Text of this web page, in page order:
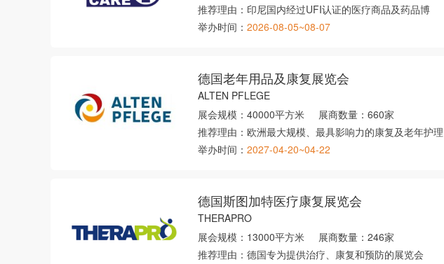
推荐理由： 印尼国内经过UFI认证的医疗商品及药品博
举办时间： 2026-08-05~08-07
德国老年用品及康复展览会
ALTEN PFLEGE
展会规模： 40000平方米 展商数量： 660家
推荐理由： 欧洲最大规模、最具影响力的康复及老年护理
举办时间： 2027-04-20~04-22
德国斯图加特医疗康复展览会
THERAPRO
展会规模： 13000平方米 展商数量： 246家
推荐理由： 德国专为提供治疗、康复和预防的展览会